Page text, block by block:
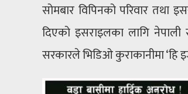
सोमबार विपिनको परिवार तथा
दिएको इसराइलका लागि
सरकारले भिडिओ कुराकानीमा ‘हि